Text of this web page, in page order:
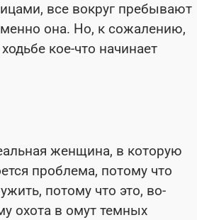
все вокруг пребывают
она. Но, к сожалению,
кое-что начинает
женщина, в которую
проблема, потому что
потому что это, во-
охота в омут темных